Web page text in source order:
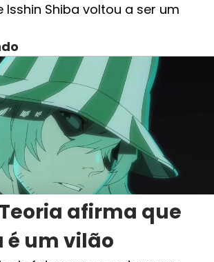
Isshin Shiba voltou a ser um
afirma que
é um vilão